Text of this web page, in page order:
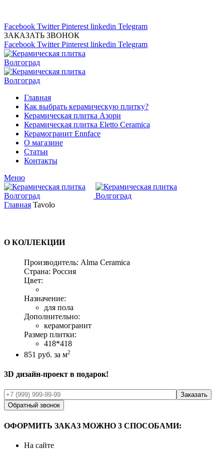
Facebook Twitter Pinterest linkedin Telegram
ЗАКАЗАТЬ ЗВОНОК
Facebook Twitter Pinterest linkedin Telegram
Главная
Как выбрать керамическую плитку?
Керамическая плитка Азори
Керамическая плитка Eletto Ceramica
Керамогранит Ennface
О магазине
Статьи
Контакты
Меню
Главная Tavolo
О КОЛЛЕКЦИИ
Производитель: Alma Ceramica
Страна: Россия
Цвет:
Назначение:
для пола
Дополнительно:
керамогранит
Размер плитки:
418*418
851 руб. за м2
3D дизайн-проект в подарок!
Обратный звонок
ОФОРМИТЬ ЗАКАЗ МОЖНО 3 СПОСОБАМИ:
На сайте